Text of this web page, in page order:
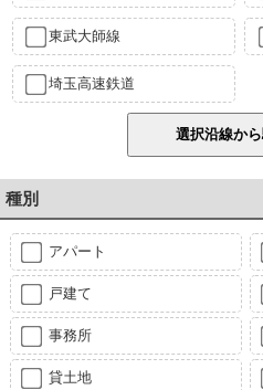
東武大師線
埼玉高速鉄道
種別
アパート
戸建て
事務所
貸土地